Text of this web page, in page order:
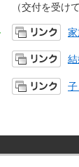
（交付を受け